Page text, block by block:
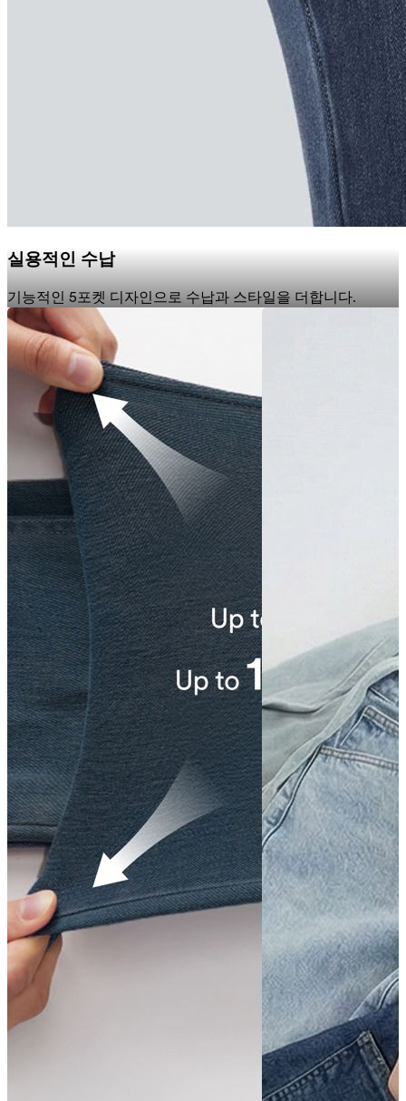
실용적인 수납
기능적인 5포켓 디자인으로 수납과 스타일을 더합니다.